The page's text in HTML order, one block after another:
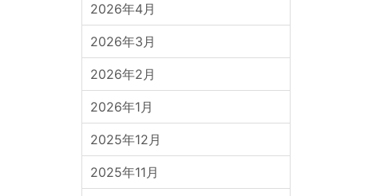
2026年4月
2026年3月
2026年2月
2026年1月
2025年12月
2025年11月